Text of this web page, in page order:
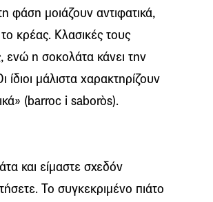
φάση μοιάζουν αντιφατικά,
κρέας. Κλασικές τους
ενώ η σοκολάτα κάνει την
μάλιστα χαρακτηρίζουν
(barroc i saboròs).
και είμαστε σχεδόν
Το συγκεκριμένο πιάτο